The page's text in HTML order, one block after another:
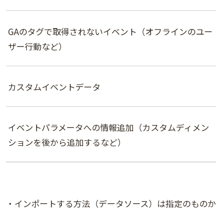
GAのタグで取得されないイベント（オフラインのユー
ザー行動など）
カスタムイベントデータ
イベントパラメータへの情報追加（カスタムディメン
ションを後から追加するなど）
・インポートする方法（データソース）は指定のものか